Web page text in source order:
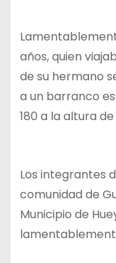
años, quien
de su hermano
a un barranco
180 a la altura
Los integrantes
comunidad de
Municipio de